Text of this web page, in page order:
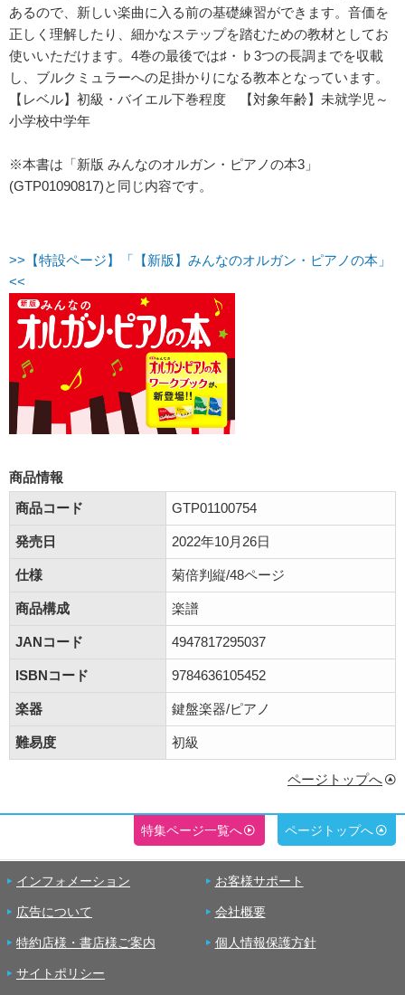
あるので、新しい楽曲に入る前の基礎練習ができます。音価を
正しく理解したり、細かなステップを踏むための教材としてお
使いいただけます。4巻の最後では♯・♭3つの長調までを収載
し、ブルクミュラーへの足掛かりになる教本となっています。
【レベル】初級・バイエル下巻程度 【対象年齢】未就学児～
小学校中学年
※本書は「新版 みんなのオルガン・ピアノの本3」
(GTP01090817)と同じ内容です。
>>【特設ページ】「【新版】みんなのオルガン・ピアノの本」
<<
商品情報
商品コード
GTP01100754
発売日 2022年10月26日
仕様 菊倍判縦/48ページ
商品構成 楽譜
JANコード 4947817295037
ISBNコード 9784636105452
楽器 鍵盤楽器/ピアノ
難易度 初級
ページトップへ
特集ページ一覧へ ページトップへ
インフォメーション お客様サポート
広告について 会社概要
特約店様・書店様ご案内 個人情報保護方針
サイトポリシー